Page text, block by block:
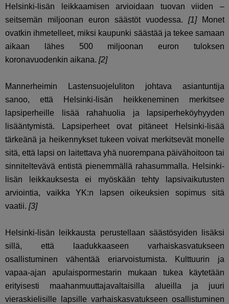
Helsinki-lisän leikkaamisen arvioidaan tuovan viiden –
seitsemän miljoonan euron säästöt vuodessa.[1]Monet
ovatkin ihmetelleet, miksi kaupunki säästää ja tekee samaan
aikaan lähes 500 miljoonan euron tuloksen
koronavuodenkin aikana. [2]
Mannerheimin Lastensuojeluliton johtava asiantuntija
sanoo, että Helsinki-lisän heikkeneminen merkitsee
lapsiperheille lisää rahahuolia ja
lapsiperheköyhyyden
lisääntymistä. Lapsiperheet ovat pitäneet Helsinki-lisää
tärkeänä ja heikennykset tukeen voivat merkitsevät monelle
sitä, että lapsi on laitettava yhä nuorempana päivähoitoon tai
sinniteltevävä entistä pienemmällä rahasummalla. Helsinki-
lisän leikkauksesta ei myöskään tehty lapsivaikutusten
arviointia, vaikka YK:n lapsen oikeuksien sopimus sitä
vaatii. [3]
Helsinki-lisän leikkausta perustellaan säästösyiden lisäksi
sillä, että laadukkaaseen varhaiskasvatukseen
osallistuminen vähentää eriarvoistumista. Kulttuurin ja
vapaa-ajan apulaispormestarin mukaan tukea käytetään
erityisesti maahanmuuttajavaltaisilla alueilla ja juuri
vieraskielisille lapsille varhaiskasvatukseen osallistuminen